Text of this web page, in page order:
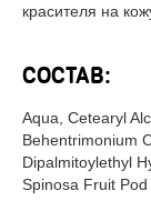
красителя на
СОСТАВ:
Aqua, Cetearyl
Behentrimonium
Dipalmitoylethyl
Spinosa Fruit